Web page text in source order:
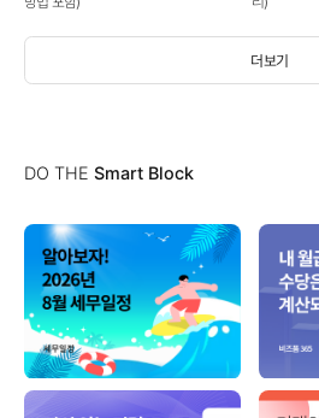
더보기
DO THE Smart Block